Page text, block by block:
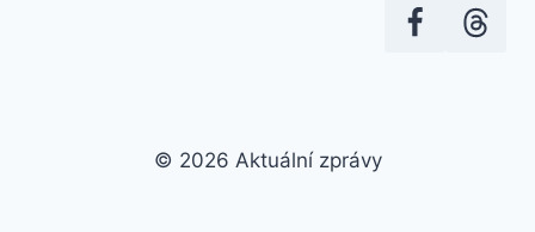
© 2026 Aktuální zprávy